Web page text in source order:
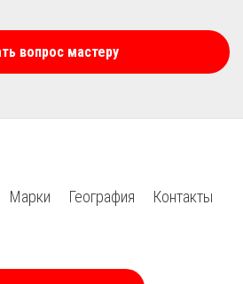
вопрос мастеру
Марки География Контакты